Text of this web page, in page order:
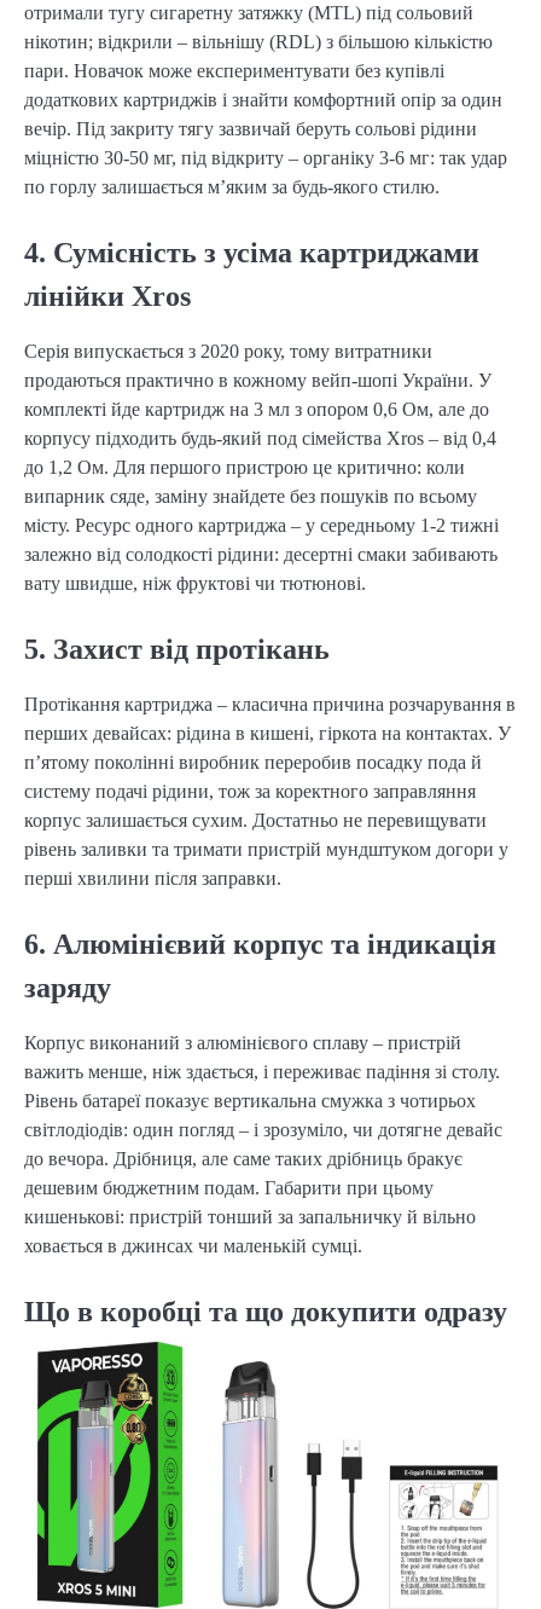
отримали тугу сигаретну затяжку (MTL) під сольовий
нікотин; відкрили – вільнішу (RDL) з більшою кількістю
пари. Новачок може експериментувати без купівлі
додаткових картриджів і знайти комфортний опір за один
вечір. Під закриту тягу зазвичай беруть сольові рідини
міцністю 30-50 мг, під відкриту – органіку 3-6 мг: так удар
по горлу залишається м’яким за будь-якого стилю.
4. Сумісність з усіма картриджами
лінійки Xros
Серія випускається з 2020 року, тому витратники
продаються практично в кожному вейп-шопі України. У
комплекті йде картридж на 3 мл з опором 0,6 Ом, але до
корпусу підходить будь-який под сімейства Xros – від 0,4
до 1,2 Ом. Для першого пристрою це критично: коли
випарник сяде, заміну знайдете без пошуків по всьому
місту. Ресурс одного картриджа – у середньому 1-2 тижні
залежно від солодкості рідини: десертні смаки забивають
вату швидше, ніж фруктові чи тютюнові.
5. Захист від протікань
Протікання картриджа – класична причина розчарування в
перших девайсах: рідина в кишені, гіркота на контактах. У
п’ятому поколінні виробник переробив посадку пода й
систему подачі рідини, тож за коректного заправляння
корпус залишається сухим. Достатньо не перевищувати
рівень заливки та тримати пристрій мундштуком догори у
перші хвилини після заправки.
6. Алюмінієвий корпус та індикація
заряду
Корпус виконаний з алюмінієвого сплаву – пристрій
важить менше, ніж здається, і переживає падіння зі столу.
Рівень батареї показує вертикальна смужка з чотирьох
світлодіодів: один погляд – і зрозуміло, чи дотягне девайс
до вечора. Дрібниця, але саме таких дрібниць бракує
дешевим бюджетним подам. Габарити при цьому
кишенькові: пристрій тонший за запальничку й вільно
ховається в джинсах чи маленькій сумці.
Що в коробці та що докупити одразу